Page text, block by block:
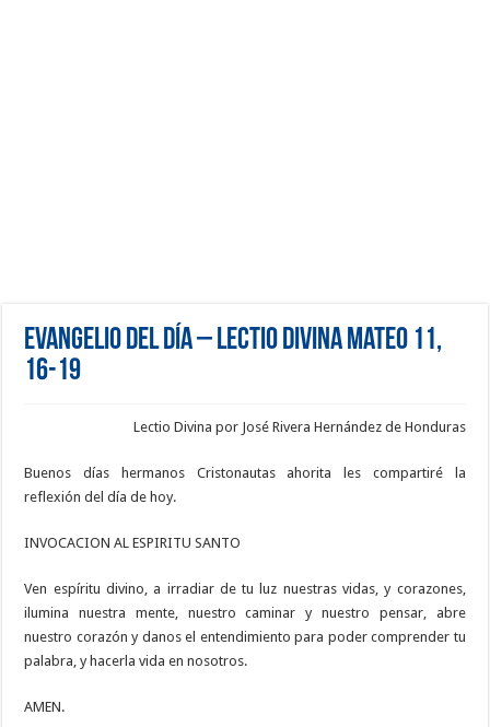
Evangelio del día – Lectio Divina Mateo 11,
16-19
Lectio Divina por José Rivera Hernández de Honduras
Buenos días hermanos Cristonautas ahorita les compartiré la
reflexión del día de hoy.
INVOCACION AL ESPIRITU SANTO
Ven espíritu divino, a irradiar de tu luz nuestras vidas, y corazones,
ilumina nuestra mente, nuestro caminar y nuestro pensar, abre
nuestro corazón y danos el entendimiento para poder comprender tu
palabra, y hacerla vida en nosotros.
AMEN.